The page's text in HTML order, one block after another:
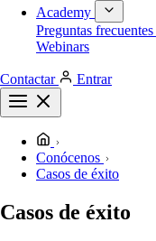
Academy
Preguntas frecuentes
Webinars
Contactar Entrar
Conócenos
Casos de éxito
Casos de éxito